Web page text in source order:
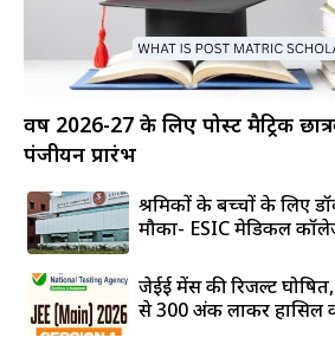
वर्ष 2026-27 के लिए पोस्ट मैट्रिक
पंजीयन प्रारंभ
श्रमिकों के बच्चों के लिए
मौका- ESIC मेडिकल
जेईई मेंस की रिजल्ट
से 300 अंक लाकर हासिल